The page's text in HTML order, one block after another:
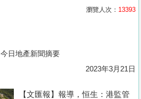
瀏覽人次： 13393
今日地產新聞摘要
2023年3月21日
【文匯報】報導，恒生：港監管